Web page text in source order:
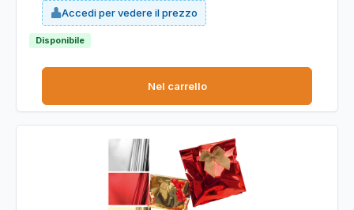
Accedi per vedere il prezzo
Disponibile
Nel carrello